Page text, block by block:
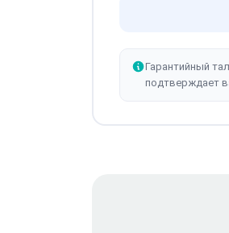
Гарантийный
подтверждает